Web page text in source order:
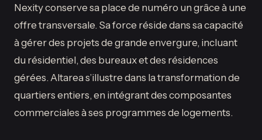
Nexity conserve sa place de numéro un grâce à une
offre transversale. Sa force réside dans sa capacité
à gérer des projets de grande envergure, incluant
du résidentiel, des bureaux et des résidences
gérées. Altarea s’illustre dans la transformation de
quartiers entiers, en intégrant des composantes
commerciales à ses programmes de logements.